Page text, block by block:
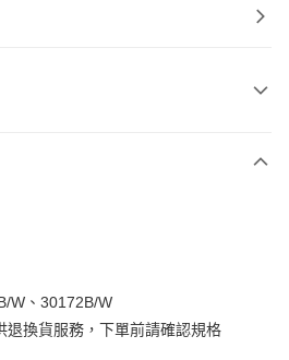
W、30172B/W
退換貨服務，下單前請確認規格